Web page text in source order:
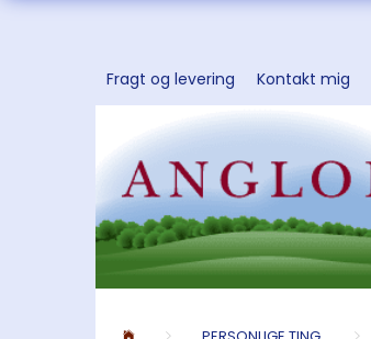
Fragt og levering Kontakt mig